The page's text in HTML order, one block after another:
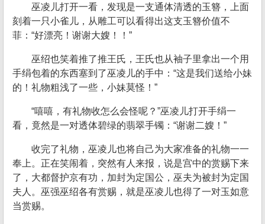
巫凌儿打开一看，发现是一支通体清透的玉簪，上面
刻着一只小雀儿，从雕工可以看得出这支玉簪价值不
菲：“好漂亮！谢谢大嫂！！”
巫绍也笑着推了推王氏，王氏也从袖子里拿出一个用
手绢包着的东西塞到了巫凌儿的手中：“这是我们送给小妹
的！礼物粗浅了一些，小妹莫怪！”
“嘻嘻，有礼物收怎么会怪呢？”巫凌儿打开手绢一
看，竟然是一对透体碧绿的翡翠手镯：“谢谢二嫂！”
收完了礼物，巫凌儿也将自己为大家准备的礼物一一
奉上。正在笑闹着，突然有人来报，说是宫中的赏赐下来
了，大都督护京有功，加封为定国公，巫夫为被封为定国
夫人。巫强巫绍各有赏赐，就是巫凌儿也得了一对玉如意
当赏赐。